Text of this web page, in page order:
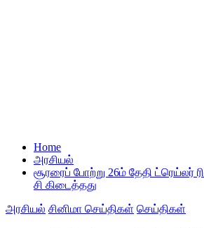
Home
அரசியல்
சூரரைப் போற்று 26ம் தேதி ட்ரெய்லர்
சி கிடைத்தது
அரசியல் சினிமா செய்திகள் செய்திகள்